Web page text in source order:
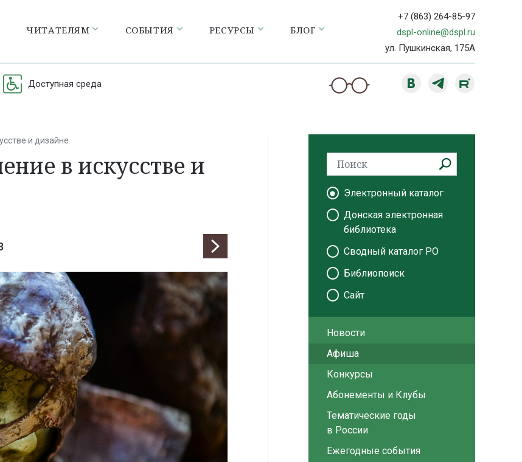
ЧИТАТЕЛЯМ СОБЫТИЯ РЕСУРСЫ БЛОГ
+7 (863) 264-85-97
dspl-online@dspl.ru
ул. Пушкинская, 175А
Доступная среда
и дизайне
в искусстве и
Электронный каталог
Донская электронная
библиотека
Сводный каталог РО
Библиопоиск
Сайт
Новости
Афиша
Конкурсы
Абонементы и Клубы
Тематические годы
в России
Ежегодные события